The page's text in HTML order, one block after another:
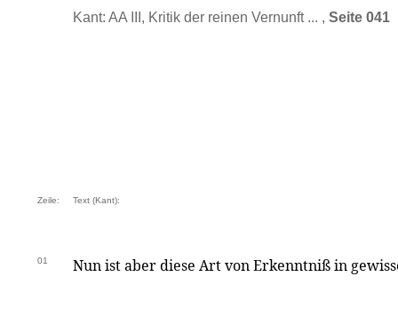
Kant: AA III, Kritik der reinen Vernunft ... , Seite 041
Zeile: Text (Kant):
01 Nun ist aber diese Art von Erkenntniß in